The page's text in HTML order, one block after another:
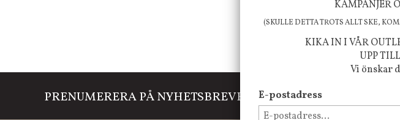
PRENUMERERA PÅ NYHETSBREVET Missa inte våra nyheter,
KAMPANJER
(SKULLE DETTA TROTS ALLT SKE,
KIKA IN I VÅR
UPP
Vi önskar
E-postadress